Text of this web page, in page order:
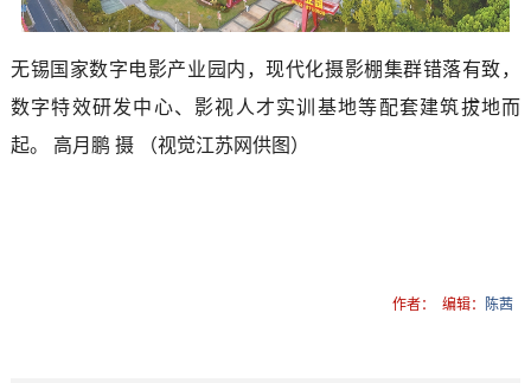
无锡国家数字电影产业园内，现代化摄影棚集群错落有致，
数字特效研发中心、影视人才实训基地等配套建筑拔地而
起。 高月鹏 摄 （视觉江苏网供图）
作者： 编辑： 陈茜